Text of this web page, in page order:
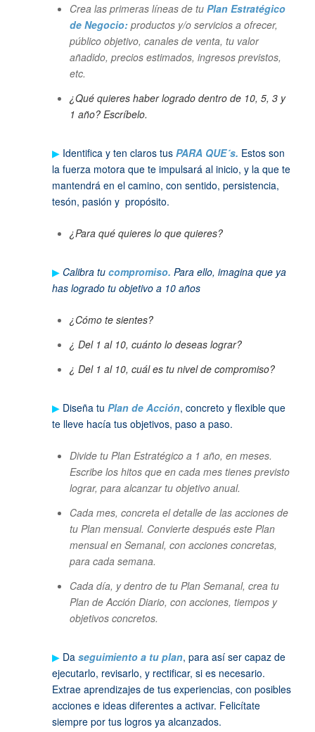
Crea las primeras líneas de tu Plan Estratégico
de Negocio: productos y/o servicios a ofrecer,
público objetivo, canales de venta, tu valor
añadido, precios estimados, ingresos previstos,
etc.
¿Qué quieres haber logrado dentro de 10, 5, 3 y
1 año? Escríbelo.
▶ Identifica y ten claros tus PARA QUE´s. Estos son
la fuerza motora que te impulsará al inicio, y la que te
mantendrá en el camino, con sentido, persistencia,
tesón, pasión y propósito.
¿Para qué quieres lo que quieres?
▶Calibra tu compromiso. Para ello, imagina que ya
has logrado tu objetivo a 10 años
¿Cómo te sientes?
¿ Del 1 al 10, cuánto lo deseas lograr?
¿ Del 1 al 10, cuál es tu nivel de compromiso?
▶Diseña tu Plan de Acción, concreto y flexible que
te lleve hacía tus objetivos, paso a paso.
Divide tu Plan Estratégico a 1 año, en meses.
Escribe los hitos que en cada mes tienes previsto
lograr, para alcanzar tu objetivo anual.
Cada mes, concreta el detalle de las acciones de
tu Plan mensual. Convierte después este Plan
mensual en Semanal, con acciones concretas,
para cada semana.
Cada día, y dentro de tu Plan Semanal, crea tu
Plan de Acción Diario, con acciones, tiempos y
objetivos concretos.
▶ Da seguimiento a tu plan, para así ser capaz de
ejecutarlo, revisarlo, y rectificar, si es necesario.
Extrae aprendizajes de tus experiencias, con posibles
acciones e ideas diferentes a activar. Felicítate
siempre por tus logros ya alcanzados.